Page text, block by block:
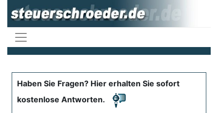
Haben Sie Fragen? Hier erhalten Sie sofort
kostenlose Antworten.